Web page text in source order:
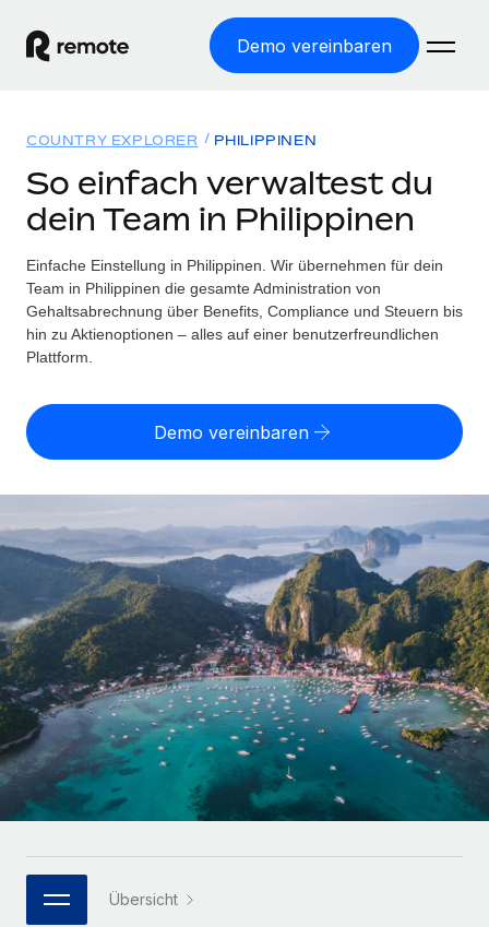
Demo vereinbaren
WELTWEITE BESCHÄFTIGUNG
Globale Payroll
Einfache, rechtssicher Payroll
Employer of Record
Weltweites Wachstum ohne Kosten für Niederlassungen
Contractor of Record
Rechtssichere, weltweite Arbeit mit Freelancer:innen
Globales Onboarding und Verwalten von
Freelancer:innen
PEO
Auslagern von komplexen HR-Aufgaben
INFRASTRUKTUR
Remote Embedded
Nahtlose Integration der HR in bestehende Abläufe
Plattform
Integrierte HR-Kernfunktionen für dein Team
MCP
Lösungen
WELTWEITE ABDECKUNG
Country Explorer
Länderspezifische Unterstützung bei der Einstellung
Einfache Einstellung in allen US-Bundesstaaten
WACHSTUMSPHASE
Startups
Agile HR- und Payroll-Lösungen für wachsende
Unternehmen
Mittelstand
Maßgeschneiderte HR-Lösungen, um Teams zu
vergrößern
Enterprise
Globale HR für Konzerne und Großunternehmen
PARTNER WERDEN
Ressourcen
TOOLS UND RECHNER
Scheinselbstständigkeitsrisiko berechnen
Personalkostenrechner
Honorarzahlungen berechnen
Informationen zu möglichen Währungen und
Abwicklungsfristen für globale Freelancer:innen
LERNEN MIT REMOTE
Forschung und Leitfäden
Fallstudien
HR-Glossar
Bibliothek für Stellenbeschreibungen
Preise
Nederlands
Français
Deutsch
Español
Italiano
Português (Portugal)
한국어
Anmelden
COUNTRY EXPLORER PHILIPPINEN
So einfach verwaltest du
dein Team in Philippinen
Einfache Einstellung in Philippinen. Wir übernehmen für dein
Team in Philippinen die gesamte Administration von
Gehaltsabrechnung über Benefits, Compliance und Steuern bis
hin zu Aktienoptionen – alles auf einer benutzerfreundlichen
Plattform.
Demo vereinbaren
Übersicht